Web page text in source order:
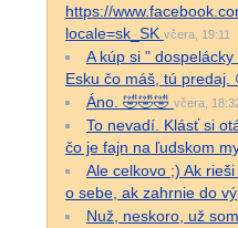
https://
locale=sk_SK včera, 19:11
A kúp si "
Esku čo máš, tú predaj.
Áno. 🤣🤣🤣 včera,
To nevadí. Klásť si
čo je fajn na ľudskom
Ale celkovo ;) Ak
o sebe, ak zahrnie do
Nuž, neskoro, už